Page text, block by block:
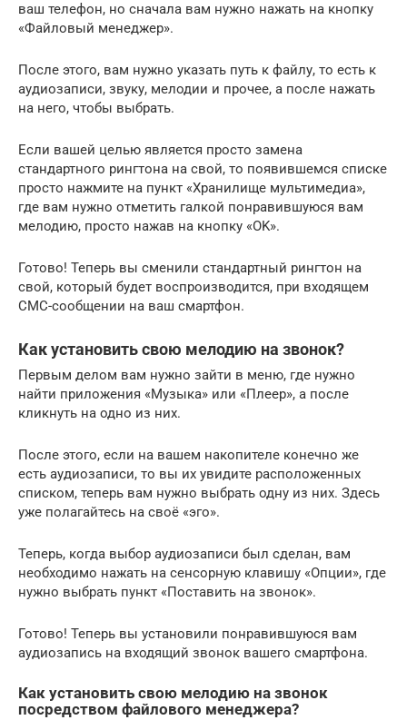
ваш телефон, но сначала вам нужно нажать на кнопку
«Файловый менеджер».
После этого, вам нужно указать путь к файлу, то есть к
аудиозаписи, звуку, мелодии и прочее, а после нажать
на него, чтобы выбрать.
Если вашей целью является просто замена
стандартного рингтона на свой, то появившемся списке
просто нажмите на пункт «Хранилище мультимедиа»,
где вам нужно отметить галкой понравившуюся вам
мелодию, просто нажав на кнопку «OK».
Готово! Теперь вы сменили стандартный рингтон на
свой, который будет воспроизводится, при входящем
СМС-сообщении на ваш смартфон.
Как установить свою мелодию на звонок?
Первым делом вам нужно зайти в меню, где нужно
найти приложения «Музыка» или «Плеер», а после
кликнуть на одно из них.
После этого, если на вашем накопителе конечно же
есть аудиозаписи, то вы их увидите расположенных
списком, теперь вам нужно выбрать одну из них. Здесь
уже полагайтесь на своё «эго».
Теперь, когда выбор аудиозаписи был сделан, вам
необходимо нажать на сенсорную клавишу «Опции», где
нужно выбрать пункт «Поставить на звонок».
Готово! Теперь вы установили понравившуюся вам
аудиозапись на входящий звонок вашего смартфона.
Как установить свою мелодию на звонок
посредством файлового менеджера?